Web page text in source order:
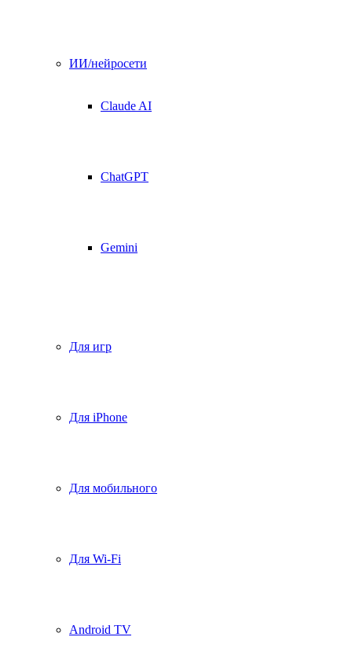
ИИ/нейросети
Claude AI
ChatGPT
Gemini
Для игр
Для iPhone
Для мобильного
Для Wi-Fi
Android TV